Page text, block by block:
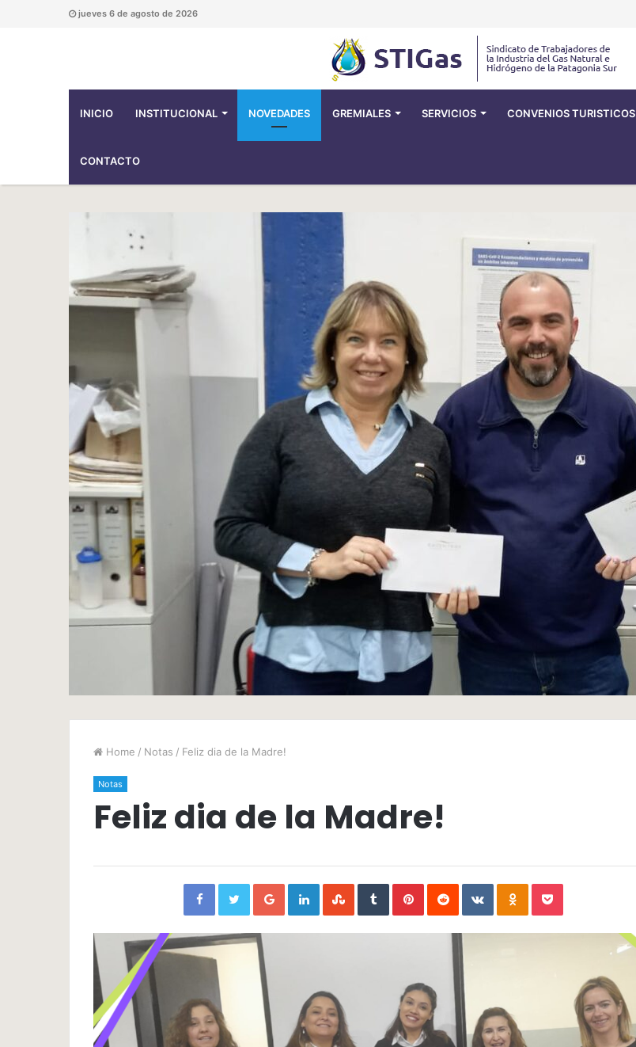
jueves 6 de agosto de 2026
INICIO INSTITUCIONAL NOVEDADES GREMIALES SERVICIOS CONVENIOS TURISTICOS
CONTACTO
Home / Notas / Feliz dia de la Madre!
Notas
Feliz dia de la Madre!
FacebookTwitterGoogle+LinkedInStumbleUpon
TumblrPinterestReddit VKontakteOdnoklassniki
Pocket